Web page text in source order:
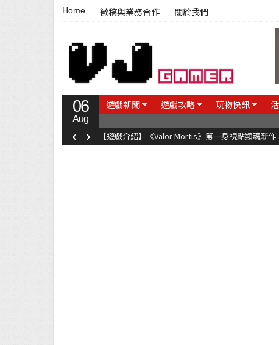
Home 徵稿與業務合作 關於我們
06
Aug
遊戲新聞 遊戲攻略 玩物快訊
【遊戲介紹】《Valor Mortis》第一身視點類魂新
‹ ›